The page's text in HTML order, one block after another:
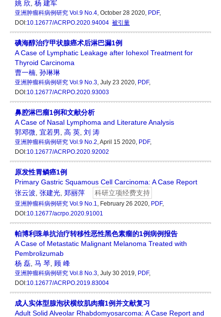
姚 欣 杨 建军
亚洲肿瘤科病例研究 Vol.9 No.4 , October 28 2020, PDF,
DOI:10.12677/ACRPO.2020.94004 被引量
碘海醇治疗甲状腺癌术后淋巴漏1例
A Case of Lymphatic Leakage after Iohexol Treatment for
Thyroid Carcinoma
曹一楠 孙琳琳
亚洲肿瘤科病例研究 Vol.9 No.3 , July 23 2020, PDF,
DOI:10.12677/ACRPO.2020.93003
鼻腔淋巴瘤1例和文献分析
A Case of Nasal Lymphoma and Literature Analysis
郭邓微 宜若男 高 英 刘 涛
亚洲肿瘤科病例研究 Vol.9 No.2 , April 15 2020, PDF,
DOI:10.12677/ACRPO.2020.92002
原发性胃鳞癌1例
Primary Gastric Squamous Cell Carcinoma: A Case Report
张云波 张建光 郑丽萍 科研立项经费支持
亚洲肿瘤科病例研究 Vol.9 No.1 , February 26 2020, PDF,
DOI:10.12677/acrpo.2020.91001
帕博利珠单抗治疗转移性恶性黑色素瘤的1例病例报告
A Case of Metastatic Malignant Melanoma Treated with
Pembrolizumab
杨 磊 马 琴 顾 峰
亚洲肿瘤科病例研究 Vol.8 No.3 , July 30 2019, PDF,
DOI:10.12677/ACRPO.2019.83004
成人实体型腺泡状横纹肌肉瘤1例并文献复习
Adult Solid Alveolar Rhabdomyosarcoma: A Case Report and